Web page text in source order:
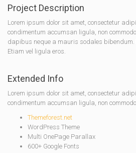
Project Description
Lorem ipsum dolor sit amet, consectetur
condimentum accumsan ligula, non
dapibus neque a mauris sodales bibendum.
Etiam vel ligula eros.
Extended Info
Lorem ipsum dolor sit amet, consectetur
condimentum accumsan ligula, non
Themeforest.net
WordPress Theme
Multi OnePage Parallax
600+ Google Fonts